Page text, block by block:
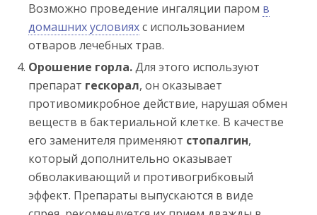
Возможно проведение ингаляции паром в
домашних условияхс использованием
отваров лечебных трав.
Орошение горла.Для этого используют
препарат гескорал, он оказывает
противомикробное действие, нарушая обмен
веществ в бактериальной клетке. В качестве
его заменителя применяют стопалгин,
который дополнительно оказывает
обволакивающий и противогрибковый
эффект. Препараты выпускаются в виде